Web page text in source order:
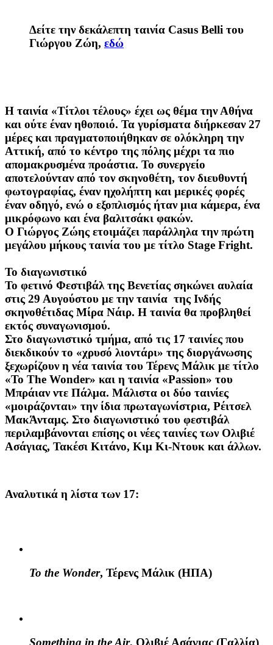
Δείτε την δεκάλεπτη ταινία Casus Belli του
Γιώργου Ζώη, εδώ
Η ταινία «Τίτλοι τέλους» έχει ως θέμα την Αθήνα
και ούτε έναν ηθοποιό. Τα γυρίσματα διήρκεσαν 27
μέρες και πραγματοποιήθηκαν σε ολόκληρη την
Αττική, από το κέντρο της πόλης μέχρι τα πιο
απομακρυσμένα προάστια. Το συνεργείο
αποτελούνταν από τον σκηνοθέτη, τον διευθυντή
φωτογραφίας, έναν ηχολήπτη και μερικές φορές
έναν οδηγό, ενώ ο εξοπλισμός ήταν μια κάμερα, ένα
μικρόφωνο και ένα βαλιτσάκι φακών.
Ο Γιώργος Ζώης ετοιμάζει παράλληλα την πρώτη
μεγάλου μήκους ταινία του με τίτλο Stage Fright.
Το διαγωνιστικό
Το φετινό Φεστιβάλ της Βενετίας σηκώνει αυλαία
στις 29 Αυγούστου με την ταινία της Ινδής
σκηνοθέτιδας Μίρα Νάιρ. Η ταινία θα προβληθεί
εκτός συναγωνισμού.
Στο διαγωνιστικό τμήμα, από τις 17 ταινίες που
διεκδικούν το «χρυσό λιοντάρι» της διοργάνωσης
ξεχωρίζουν η νέα ταινία του Τέρενς Μάλικ με τίτλο
«To The Wonder» και η ταινία «Passion» του
Μπράιαν ντε Πάλμα. Μάλιστα οι δύο ταινίες
«μοιράζονται» την ίδια πρωταγωνίστρια, Ρέιτσελ
ΜακΆνταμς. Στο διαγωνιστικό του φεστιβάλ
περιλαμβάνονται επίσης οι νέες ταινίες των Ολιβιέ
Ασάγιας, Τακέσι Κιτάνο, Κιμ Κι-Ντουκ και άλλων.
Αναλυτικά η λίστα των 17:
To the Wonder, Τέρενς Μάλικ (ΗΠΑ)
Something in the Air, Ολιβιέ Ασάγιας (Γαλλία)